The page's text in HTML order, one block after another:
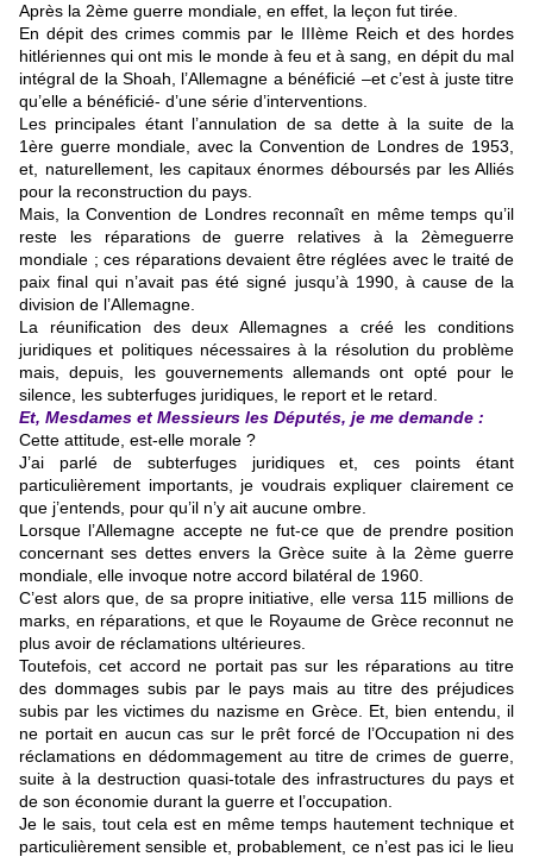
Après la 2ème guerre mondiale, en effet, la leçon fut tirée.
En dépit des crimes commis par le IIIème Reich et des hordes
hitlériennes qui ont mis le monde à feu et à sang, en dépit du mal
intégral de la Shoah, l’Allemagne a bénéficié –et c’est à juste titre
qu’elle a bénéficié- d’une série d’interventions.
Les principales étant l’annulation de sa dette à la suite de la
1ère guerre mondiale, avec la Convention de Londres de 1953,
et, naturellement, les capitaux énormes déboursés par les Alliés
pour la reconstruction du pays.
Mais, la Convention de Londres reconnaît en même temps qu’il
reste les réparations de guerre relatives à la 2èmeguerre
mondiale ; ces réparations devaient être réglées avec le traité de
paix final qui n’avait pas été signé jusqu’à 1990, à cause de la
division de l’Allemagne.
La réunification des deux Allemagnes a créé les conditions
juridiques et politiques nécessaires à la résolution du problème
mais, depuis, les gouvernements allemands ont opté pour le
silence, les subterfuges juridiques, le report et le retard.
Et, Mesdames et Messieurs les Députés, je me demande :
Cette attitude, est-elle morale ?
J’ai parlé de subterfuges juridiques et, ces points étant
particulièrement importants, je voudrais expliquer clairement ce
que j’entends, pour qu’il n’y ait aucune ombre.
Lorsque l’Allemagne accepte ne fut-ce que de prendre position
concernant ses dettes envers la Grèce suite à la 2ème guerre
mondiale, elle invoque notre accord bilatéral de 1960.
C’est alors que, de sa propre initiative, elle versa 115 millions de
marks, en réparations, et que le Royaume de Grèce reconnut ne
plus avoir de réclamations ultérieures.
Toutefois, cet accord ne portait pas sur les réparations au titre
des dommages subis par le pays mais au titre des préjudices
subis par les victimes du nazisme en Grèce. Et, bien entendu, il
ne portait en aucun cas sur le prêt forcé de l’Occupation ni des
réclamations en dédommagement au titre de crimes de guerre,
suite à la destruction quasi-totale des infrastructures du pays et
de son économie durant la guerre et l’occupation.
Je le sais, tout cela est en même temps hautement technique et
particulièrement sensible et, probablement, ce n’est pas ici le lieu